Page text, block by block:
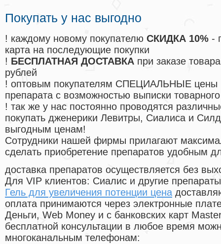
Покупать у нас выгодно
! каждому новому покупателю СКИДКА 10% -
карта на последующие покупки
! БЕСПЛАТНАЯ ДОСТАВКА при заказе
рублей
! оптовым покупателям СПЕЦИАЛЬНЫЕ цены
препарата с возможностью выписки
! так же у нас постоянно проводятся
покупать дженерики Левитры, Сиалиса и
выгодным ценам!
Cотрудники нашей фирмы прилагают
сделать приобретение препаратов удобным
доставка препаратов осуществляется без
Для VIP клиентов: Сиалис и другие
Гель для увеличения потенции цена
оплата принимаются через электронные
Деньги, Web Money и с банковских карт
бесплатной консультации в любое время
многоканальным телефонам: